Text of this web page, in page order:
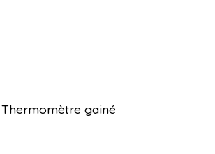
Thermomètre gainé